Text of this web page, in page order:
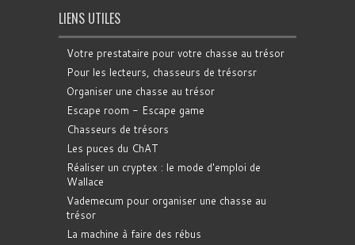
LIENS UTILES
Votre prestataire pour votre chasse au trésor
Pour les lecteurs, chasseurs de trésorsr
Organiser une chasse au trésor
Escape room - Escape game
Chasseurs de trésors
Les puces du ChAT
Réaliser un cryptex : le mode d'emploi de
Wallace
Vademecum pour organiser une chasse au
trésor
La machine à faire des rébus